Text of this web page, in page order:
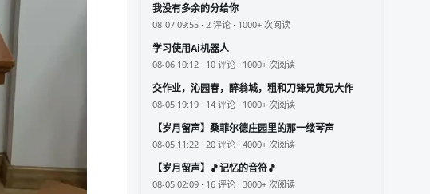
我没有多余的分给你
08-07 09:55 · 2 评论 · 1000+ 次阅读
学习使用Ai机器人
08-06 10:12 · 10 评论 · 1000+ 次阅读
交作业，沁园春，醉翁城，粗和刀锋兄黄兄大作
08-05 19:19 · 14 评论 · 1000+ 次阅读
【岁月留声】桑菲尔德庄园里的那一缕琴声
08-05 11:22 · 20 评论 · 4000+ 次阅读
【岁月留声】🎵记忆的音符🎵
08-05 02:09 · 16 评论 · 3000+ 次阅读